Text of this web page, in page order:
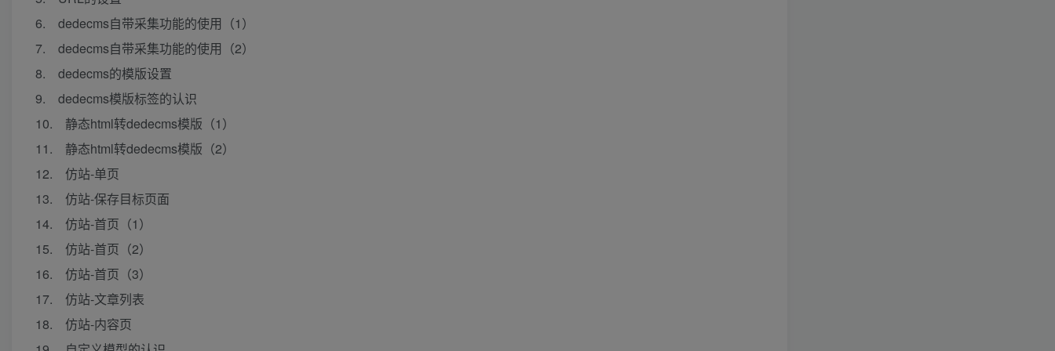
6. dedecms自带采集功能的使用（1）
7. dedecms自带采集功能的使用（2）
8. dedecms的模版设置
9. dedecms模版标签的认识
10. 静态html转dedecms模版（1）
11. 静态html转dedecms模版（2）
12. 仿站-单页
13. 仿站-保存目标页面
14. 仿站-首页（1）
15. 仿站-首页（2）
16. 仿站-首页（3）
17. 仿站-文章列表
18. 仿站-内容页